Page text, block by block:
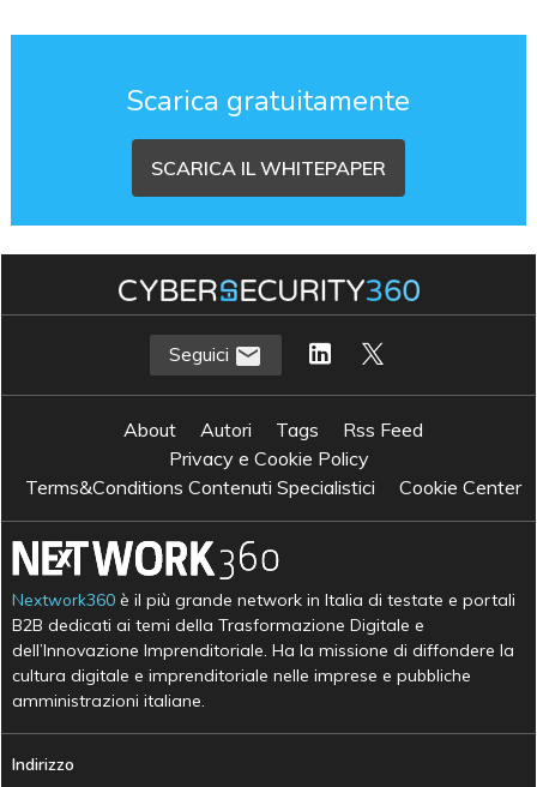
Scarica gratuitamente
SCARICA IL WHITEPAPER
Seguici
About Autori Tags
Rss Feed
Privacy e Cookie Policy
Terms&Conditions Contenuti Specialistici
Cookie Center
Nextwork360 è il più grande network in Italia di testate e portali
B2B dedicati ai temi della Trasformazione Digitale e
dell’Innovazione Imprenditoriale. Ha la missione di diffondere la
cultura digitale e imprenditoriale nelle imprese e pubbliche
amministrazioni italiane.
Indirizzo